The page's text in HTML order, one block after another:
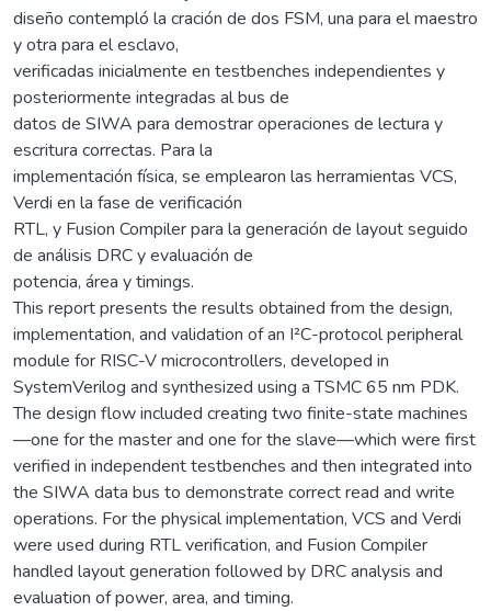
diseño contempló la cración de dos FSM, una para el maestro
y otra para el esclavo,
verificadas inicialmente en testbenches independientes y
posteriormente integradas al bus de
datos de SIWA para demostrar operaciones de lectura y
escritura correctas. Para la
implementación física, se emplearon las herramientas VCS,
Verdi en la fase de verificación
RTL, y Fusion Compiler para la generación de layout seguido
de análisis DRC y evaluación de
potencia, área y timings.
This report presents the results obtained from the design,
implementation, and validation of an I²C-protocol peripheral
module for RISC-V microcontrollers, developed in
SystemVerilog and synthesized using a TSMC 65 nm PDK.
The design flow included creating two finite-state machines
—one for the master and one for the slave—which were first
verified in independent testbenches and then integrated into
the SIWA data bus to demonstrate correct read and write
operations. For the physical implementation, VCS and Verdi
were used during RTL verification, and Fusion Compiler
handled layout generation followed by DRC analysis and
evaluation of power, area, and timing.